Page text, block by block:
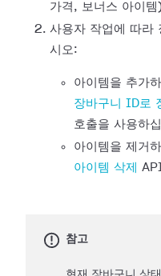
가격, 보너스 아이템
사용자 작업에 따라
시오:
아이템을 추가
장바구니 ID로
호출을 사용하
아이템을 제거
아이템 삭제
참고